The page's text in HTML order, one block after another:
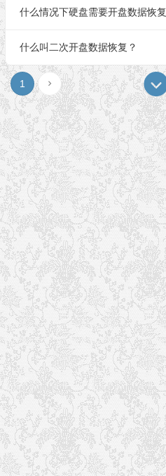
什么情况下硬盘需要开盘数据恢复
什么叫二次开盘数据恢复？
1